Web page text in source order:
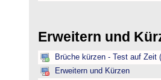
Erweitern und
Brüche kürzen - Test auf Zeit
Erweitern und Kürzen